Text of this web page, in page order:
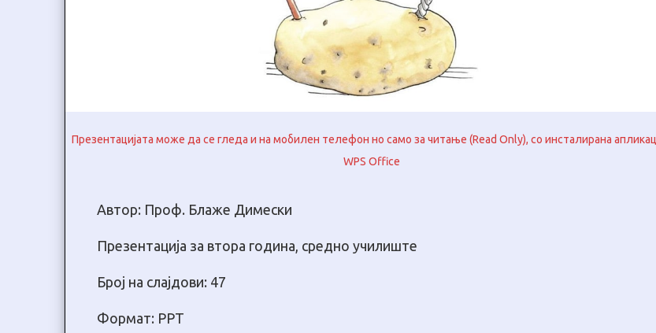
Презентацијата може да се гледа и на мобилен телефон но само за читање (Read Only), со инсталирана
WPS Office
Автор: Проф. Блаже Димески
Презентација за втора година, средно училиште
Број на слајдови: 47
Формат: PPT